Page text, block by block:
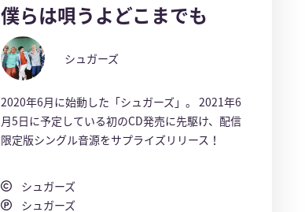
僕らは唄うよどこまでも
シュガーズ
2020年6月に始動した「シュガーズ」。 2021年6
月5日に予定している初のCD発売に先駆け、配信
限定版シングル音源をサプライズリリース！
シュガーズ
シュガーズ